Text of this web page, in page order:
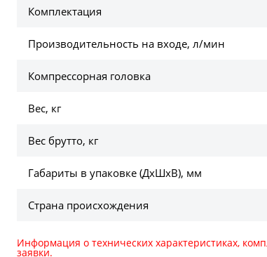
Комплектация
Производительность на входе, л/мин
Компрессорная головка
Вес, кг
Вес брутто, кг
Габариты в упаковке (ДхШхВ), мм
Страна происхождения
Информация о технических характеристиках,
заявки.